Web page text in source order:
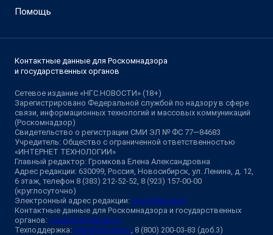
Помощь
Контактные данные для Роскомнадзора
и государственных органов
Сетевое издание «НГС.НОВОСТИ» (18+)
Зарегистрировано Федеральной службой по надзору в сфере
связи, информационных технологий и массовых коммуникаций
(Роскомнадзор)
Свидетельство о регистрации СМИ ЭЛ № ФС 77—84683
Учредитель: Общество с ограниченной ответственностью
«ИНТЕРНЕТ ТЕХНОЛОГИИ»
Главный редактор: Громкова Елена Александровна
Адрес редакции: 630099, Россия, Новосибирск, ул. Ленина, д. 12,
6 этаж, телефон 8 (383) 212-52-52, 8 (923) 157-00-00
(круглосуточно)
Электронный адрес редакции: ngs@shkulev.ru
Контактные данные для Роскомнадзора и государственных
органов: juristnsk@shkulev.ru
Техподдержка: help@shkulev.ru , 8 (800) 200-03-83 (доб.3)